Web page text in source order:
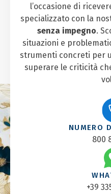
l’occasione di
specializzato con la
senza impegno.
situazioni e
strumenti concreti per
superare le criticità
NUMERO
800
+39